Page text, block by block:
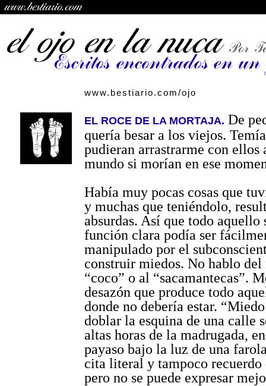
www.bestiario.com/ojo
EL ROCE DE LA MORTAJA. De
quería besar a los viejos.
pudieran arrastrarme con ellos
mundo si morían en ese
Había muy pocas cosas que
y muchas que teniéndolo,
absurdas. Así que todo aquello
función clara podía ser
manipulado por el
construir miedos. No hablo
“coco” o al “sacamantecas”.
desazón que produce todo
donde no debería estar.
doblar la esquina de una calle
altas horas de la madrugada,
payaso bajo la luz de una
cita literal y tampoco
pero no se puede expresar